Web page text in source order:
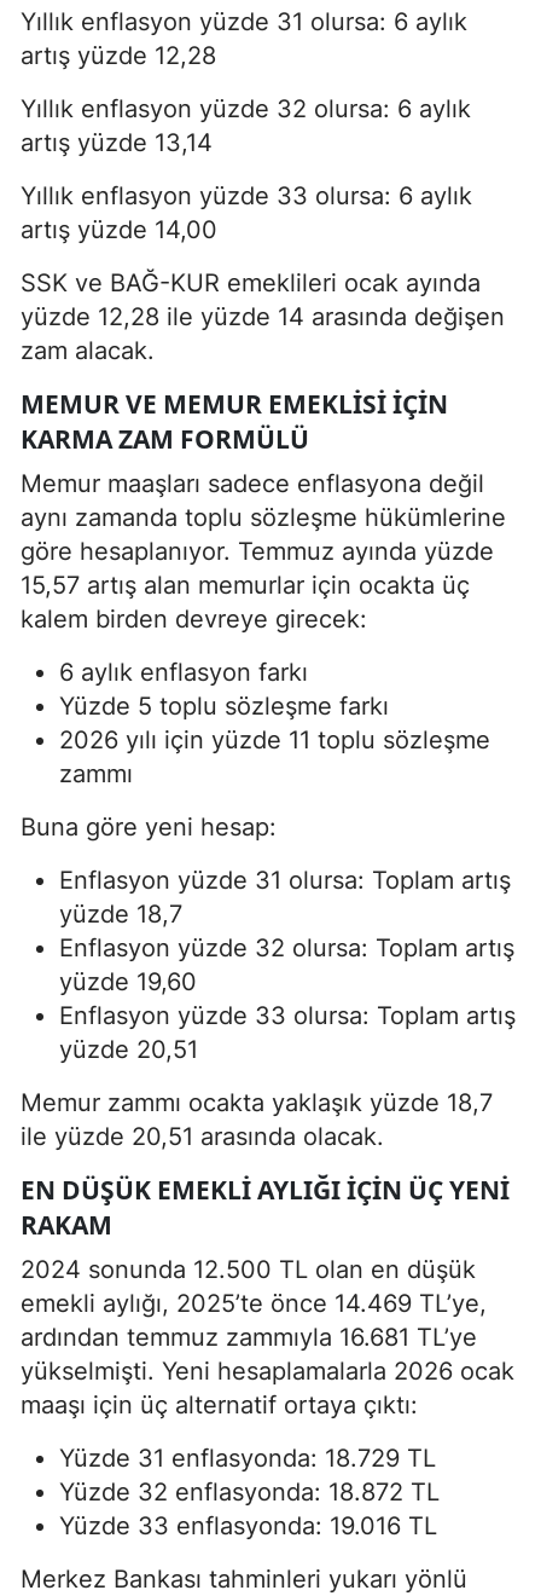
Yıllık enflasyon yüzde 31 olursa: 6 aylık
artış yüzde 12,28
Yıllık enflasyon yüzde 32 olursa: 6 aylık
artış yüzde 13,14
Yıllık enflasyon yüzde 33 olursa: 6 aylık
artış yüzde 14,00
SSK ve BAĞ-KUR emeklileri ocak ayında
yüzde 12,28 ile yüzde 14 arasında değişen
zam alacak.
MEMUR VE MEMUR EMEKLISI İÇIN
KARMA ZAM FORMÜLÜ
Memur maaşları sadece enflasyona değil
aynı zamanda toplu sözleşme hükümlerine
göre hesaplanıyor. Temmuz ayında yüzde
15,57 artış alan memurlar için ocakta üç
kalem birden devreye girecek:
6 aylık enflasyon farkı
Yüzde 5 toplu sözleşme farkı
2026 yılı için yüzde 11 toplu sözleşme
zammı
Buna göre yeni hesap:
Enflasyon yüzde 31 olursa: Toplam artış
yüzde 18,7
Enflasyon yüzde 32 olursa: Toplam artış
yüzde 19,60
Enflasyon yüzde 33 olursa: Toplam artış
yüzde 20,51
Memur zammı ocakta yaklaşık yüzde 18,7
ile yüzde 20,51 arasında olacak.
EN DÜŞÜK EMEKLI AYLIĞI İÇIN ÜÇ YENI
RAKAM
2024 sonunda 12.500 TL olan en düşük
emekli aylığı, 2025’te önce 14.469 TL’ye,
ardından temmuz zammıyla 16.681 TL’ye
yükselmişti. Yeni hesaplamalarla 2026 ocak
maaşı için üç alternatif ortaya çıktı:
Yüzde 31 enflasyonda: 18.729 TL
Yüzde 32 enflasyonda: 18.872 TL
Yüzde 33 enflasyonda: 19.016 TL
Merkez Bankası tahminleri yukarı yönlü